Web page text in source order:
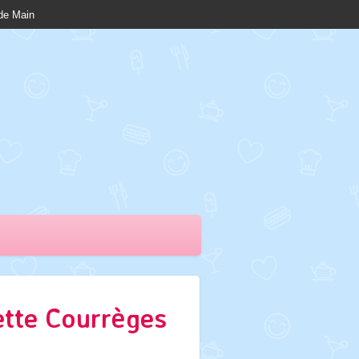
Main
Courrèges